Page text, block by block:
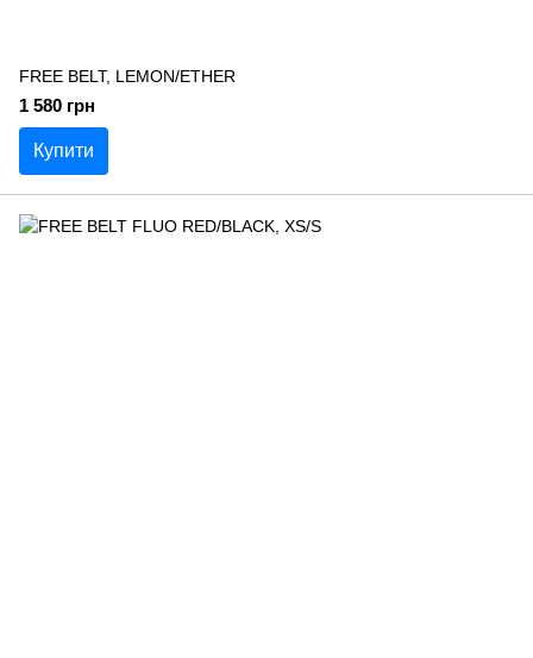
FREE BELT, LEMON/ETHER
1 580 грн
Купити